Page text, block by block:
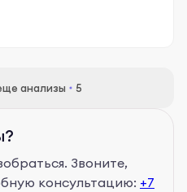
анализы 5
Звоните,
консультацию: +7